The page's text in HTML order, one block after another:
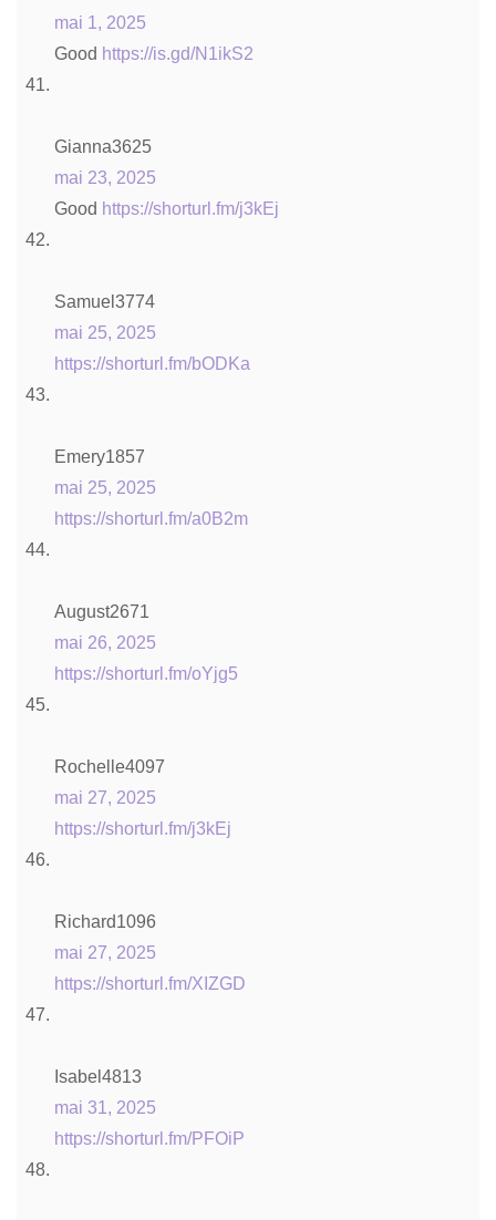
mai 1, 2025
Good https://is.gd/N1ikS2
Gianna3625
mai 23, 2025
Good https://shorturl.fm/j3kEj
Samuel3774
mai 25, 2025
https://shorturl.fm/bODKa
Emery1857
mai 25, 2025
https://shorturl.fm/a0B2m
August2671
mai 26, 2025
https://shorturl.fm/oYjg5
Rochelle4097
mai 27, 2025
https://shorturl.fm/j3kEj
Richard1096
mai 27, 2025
https://shorturl.fm/XIZGD
Isabel4813
mai 31, 2025
https://shorturl.fm/PFOiP